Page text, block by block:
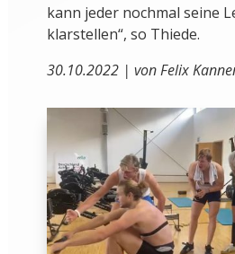
kann jeder nochmal seine
klarstellen“, so Thiede.
30.10.2022 | von Felix